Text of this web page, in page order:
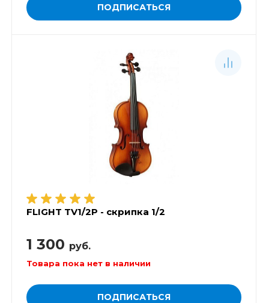
ПОДПИСАТЬСЯ
FLIGHT TV1/2P - скрипка 1/2
1 300 руб.
Товара пока нет в наличии
ПОДПИСАТЬСЯ